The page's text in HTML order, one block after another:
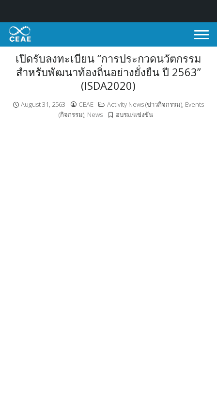
Skip
contentเปิดรับลงทะเบียน “การประกวดนวัตกรรม
สำหรับพัฒนาท้องถิ่นอย่างยั่งยืน ปี 2563”
(ISDA2020)
August 31, 2563 CEAE Activity News (ข่าวกิจกรรม), Events
(กิจกรรม), News อบรม/แข่งขัน